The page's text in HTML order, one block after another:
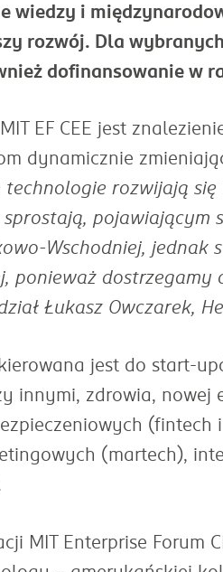
wiedzy i
rozwój. Dla
dofinansowanie w
MIT EF CEE jest
dynamicznie
rozwijają
pojawiającym
Wschodniej,
ponieważ
Łukasz Owczarek,
jest do start-
innymi, zdrowia, nowej
(fintech
(martech),
MIT Enterprise Forum